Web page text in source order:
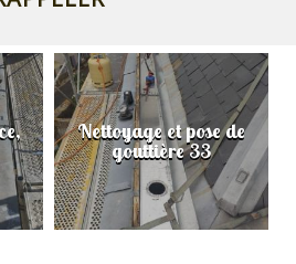
Pose et réparation de
velux 33